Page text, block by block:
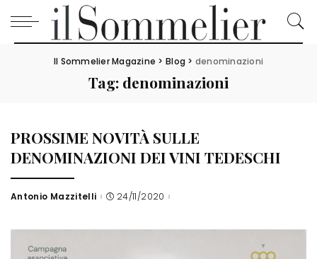
Il Sommelier Magazine > Blog > denominazioni
Tag: denominazioni
PROSSIME NOVITÀ SULLE
DENOMINAZIONI DEI VINI TEDESCHI
Posted
Antonio Mazzitelli 24/11/2020